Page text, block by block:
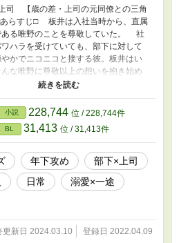
ト１，２にいかなかった場合に派生す
IFルート１は塩田（部下）×副社長 IF
課長×塩田（部下） IFルート４は電車
×塩田 IFルート６は副社長×塩田（部
司 【歳の差・上司の元同僚との三角
あらすじ□ 板井は入社当時から、直属
ある唯野のことを尊敬していた。 社
ハラを受けていても、部下に対して
かでニコニコと接する彼。板井はい
な唯野に尊敬以上の想いを抱き始め
、彼は既婚者。諦めきれないまま一年
。 しかしある日、彼が離婚をしたこ
である黒岩から知る。 チャンスとば
に想いを告げる板井だったが……?!
恋愛】究極狂愛♡株原・リーマン
小説 228,744 位 / 228,744件
BL 31,413 位 / 31,413件
年下攻め
部下×上司
日常
溺愛×一途
更新日 2024.03.10 登録日 2022.04.09